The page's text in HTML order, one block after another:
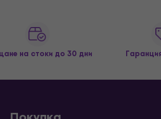
на стоки до 30 дни